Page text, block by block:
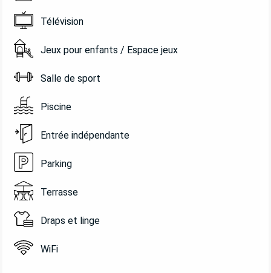
Télévision
Jeux pour enfants / Espace jeux
Salle de sport
Piscine
Entrée indépendante
Parking
Terrasse
Draps et linge
WiFi